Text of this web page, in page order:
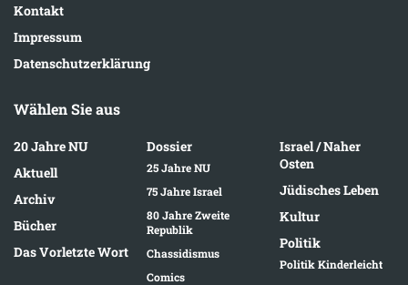
Kontakt
Impressum
Datenschutzerklärung
Wählen Sie aus
20 Jahre NU
Aktuell
Archiv
Bücher
Das Vorletzte Wort
Dossier
25 Jahre NU
75 Jahre Israel
80 Jahre Zweite
Republik
Chassidismus
Comics
Israel / Naher
Osten
Jüdisches Leben
Kultur
Politik
Politik Kinderleicht